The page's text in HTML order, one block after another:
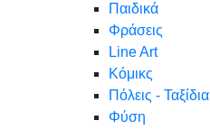
Παιδικά
Φράσεις
Line Art
Κόμικς
Πόλεις - Ταξίδια
Φύση